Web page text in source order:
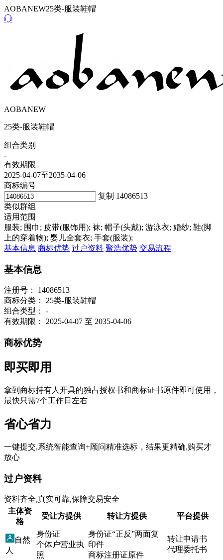
AOBANEW25类-服装鞋帽
AOBANEW
25类-服装鞋帽
组合类别
-
有效期限
2025-04-07至2035-04-06
商标编号
复制 14086513
类似群组
适用范围
服装; 围巾; 皮带(服饰用); 袜; 帽子(头戴); 游泳衣; 婚纱; 鞋(脚
上的穿着物); 婴儿全套衣; 手套(服装);
基本信息 商标优势 过户资料 聚浩优势 交易流程
基本信息
注册号：
14086513
商标分类：
25类-服装鞋帽
组合类型：
-
有效期限：
2025-04-07 至 2035-04-06
商标优势
即买即用
拿到商标持有人开具的独占授权书和商标证书原件即可使用，
最快只需7个工作日左右
省心省力
一键提交,系统智能查询+顾问精准选标，结果更精确,购买才
放心
过户资料
资料齐全,真实可靠,保障交易安全
主体资
格
受让方提供 转让方提供 平台提供
自然
人
身份证
个体户营业执
照
身份证“正反”两面复
印件
商标注册证原件
转让申请书
代理委托书